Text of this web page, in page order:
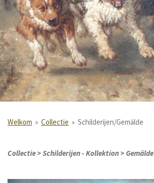
Welkom » Collectie » Schilderijen/Gemälde
Collectie > Schilderijen - Kollektion > Gemälde